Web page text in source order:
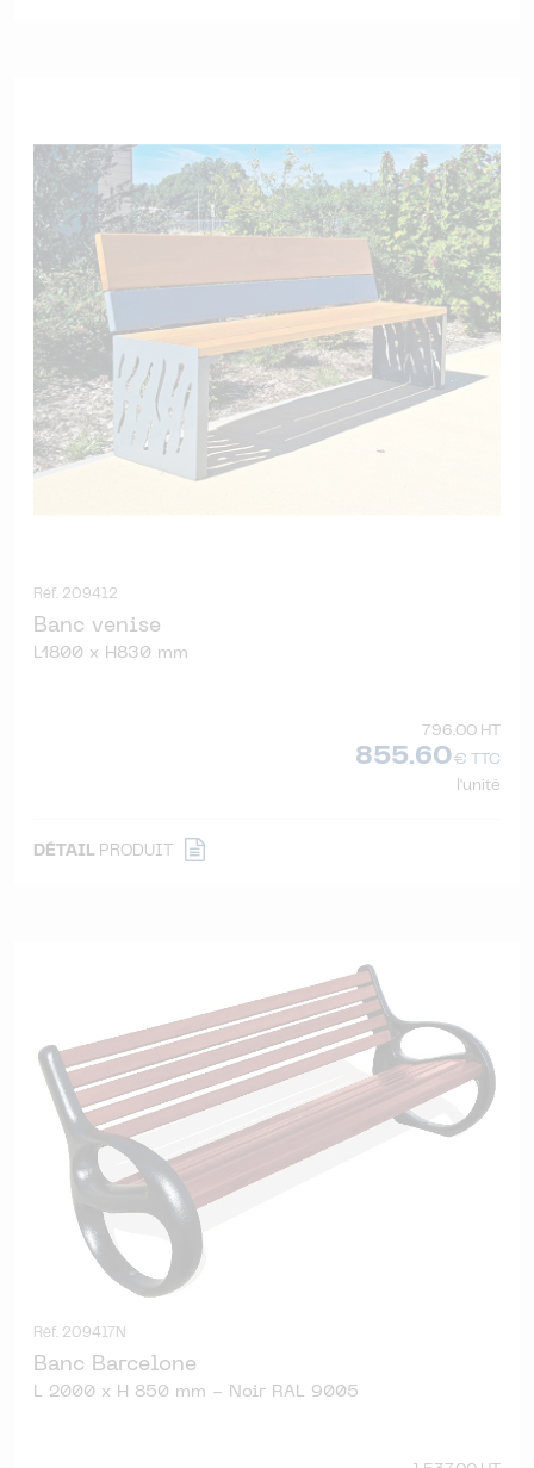
Réf. 209412
Banc venise
L1800 x H830 mm
796.00 HT
855.60€ TTC
l'unité
DÉTAIL PRODUIT
Réf. 209417N
Banc Barcelone
L 2000 x H 850 mm - Noir RAL 9005